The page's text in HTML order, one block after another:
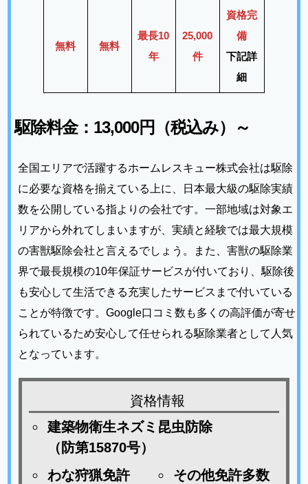
無料 無料
最長10
年
25,000
件
資格完
備
下記詳
細
駆除料金：13,000円（税込み）～
全国エリアで活躍するホームレスキュー株式会社は駆除
に必要な資格を揃えている上に、日本最大級の駆除実績
数を公開している指よりの会社です。一部地域は対象エ
リアから外れてしまいますが、実績と経験では最大規模
の害獣駆除会社と言えるでしょう。また、害獣の駆除業
界で最長規模の10年保証サービスが付いており、駆除後
も安心して生活できる充実したサービスまで付いている
ことが特徴です。Google口コミ数も多くの高評価が寄せ
られているため安心して任せられる駆除業者として人気
となっています。
資格情報
建築物衛生ネズミ昆虫防除
（防第15870号）
わな狩猟免許
その他免許多数